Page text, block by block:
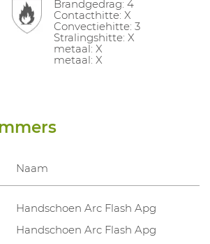
Brandgedrag: 4
Contacthitte: X
Convectiehitte: 3
Stralingshitte: X
metaal: X
metaal: X
Naam
Handschoen Arc Flash Apg
Handschoen Arc Flash Apg